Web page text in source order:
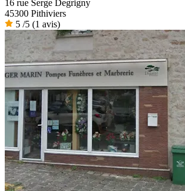
16 rue Serge Degrigny
45300 Pithiviers
5 /5 (1 avis)